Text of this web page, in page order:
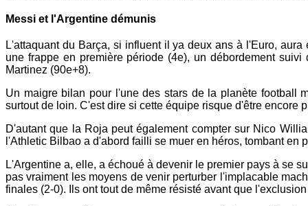
Messi et l'Argentine démunis
L'attaquant du Barça, si influent il ya deux ans à l'Euro,
une frappe en première période (4e), un débordement
Martinez (90e+8).
Un maigre bilan pour l'une des stars de la planète football
surtout de loin. C'est dire si cette équipe risque d'être
D'autant que la Roja peut également compter sur Nico
l'Athletic Bilbao a d'abord failli se muer en héros, tombant en
L'Argentine a, elle, a échoué à devenir le premier pays à se
pas vraiment les moyens de venir perturber l'implacable
finales (2-0). Ils ont tout de même résisté avant que